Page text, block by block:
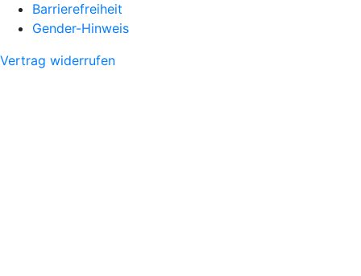
Barrierefreiheit
Gender-Hinweis
Vertrag widerrufen